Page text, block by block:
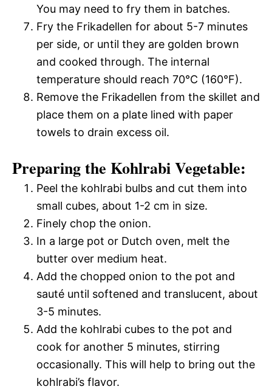
You may need to fry them in batches.
Fry the Frikadellen for about 5-7 minutes
per side, or until they are golden brown
and cooked through. The internal
temperature should reach 70°C (160°F).
Remove the Frikadellen from the skillet and
place them on a plate lined with paper
towels to drain excess oil.
Preparing the Kohlrabi Vegetable:
Peel the kohlrabi bulbs and cut them into
small cubes, about 1-2 cm in size.
Finely chop the onion.
In a large pot or Dutch oven, melt the
butter over medium heat.
Add the chopped onion to the pot and
sauté until softened and translucent, about
3-5 minutes.
Add the kohlrabi cubes to the pot and
cook for another 5 minutes, stirring
occasionally. This will help to bring out the
kohlrabi’s flavor.